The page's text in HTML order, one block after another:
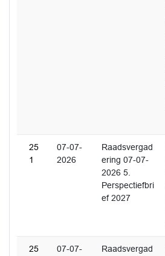
25
1
07-07-
2026
Raadsvergad
ering 07-07-
2026 5.
Perspectiefbri
ef 2027
25
07-07-
Raadsvergad